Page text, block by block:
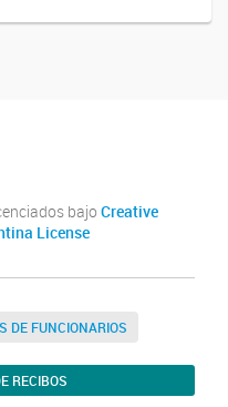
bajo Creative
License
DE FUNCIONARIOS
RECIBOS